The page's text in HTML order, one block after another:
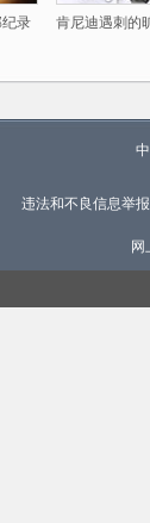
纪录
肯尼迪遇刺的
违法和不良信息举报